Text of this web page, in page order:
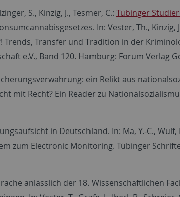
S., Kinzig, J., Tesmer, C.: Tübinger
In: Vester, Th., Kinzig,
Trends, Transfer und Tradition in der
e.V., Band 120. Hamburg: Forum Verlag
ein Relikt aus
mit Recht? Ein Reader zu
in Deutschland. In: Ma, Y.-C.,
zum Electronic Monitoring. Tübinger
anlässlich der 18. Wissenschaftlichen